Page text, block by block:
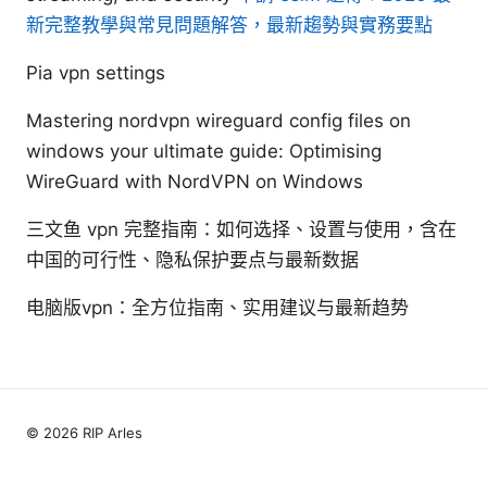
新完整教學與常見問題解答，最新趨勢與實務要點
Pia vpn settings
Mastering nordvpn wireguard config files on
windows your ultimate guide: Optimising
WireGuard with NordVPN on Windows
三文鱼 vpn 完整指南：如何选择、设置与使用，含在
中国的可行性、隐私保护要点与最新数据
电脑版vpn：全方位指南、实用建议与最新趋势
© 2026 RIP Arles